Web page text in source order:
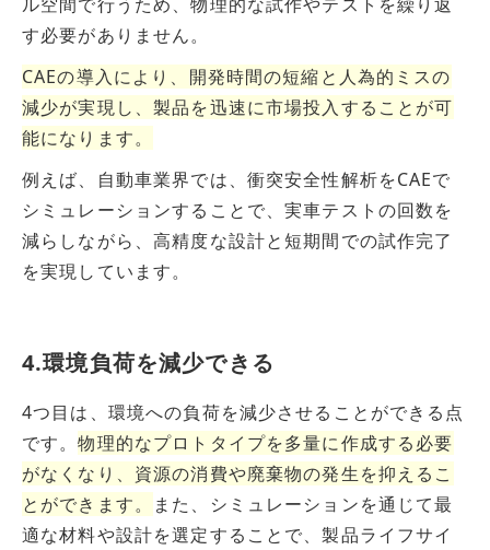
す必要がありません。
CAEの導入により、開発時間の短縮と人為的ミスの
減少が実現し、製品を迅速に市場投入することが可
能になります。
例えば、自動車業界では、衝突安全性解析をCAEで
シミュレーションすることで、実車テストの回数を
減らしながら、高精度な設計と短期間での試作完了
を実現しています。
4.環境負荷を減少できる
4つ目は、環境への負荷を減少させることができる点
です。物理的なプロトタイプを多量に作成する必要
がなくなり、資源の消費や廃棄物の発生を抑えるこ
とができます。
また、シミュレーションを通じて最
適な材料や設計を選定することで、製品ライフサイ